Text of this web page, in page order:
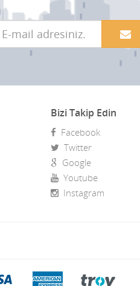
Bizi Takip Edin
Facebook
Twitter
Google
Youtube
Instagram